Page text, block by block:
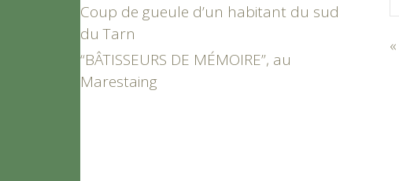
Coup de gueule d’un habitant du sud
du Tarn
“BÂTISSEURS DE MÉMOIRE”, au
Marestaing